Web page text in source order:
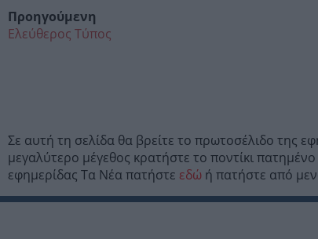
Προηγούμενη
Ελεύθερος Τύπος
Σε αυτή τη σελίδα θα βρείτε το πρωτοσέλιδο της
μεγαλύτερο μέγεθος κρατήστε το ποντίκι
εφημερίδας Τα Νέα πατήστε εδώ ή πατήστε από